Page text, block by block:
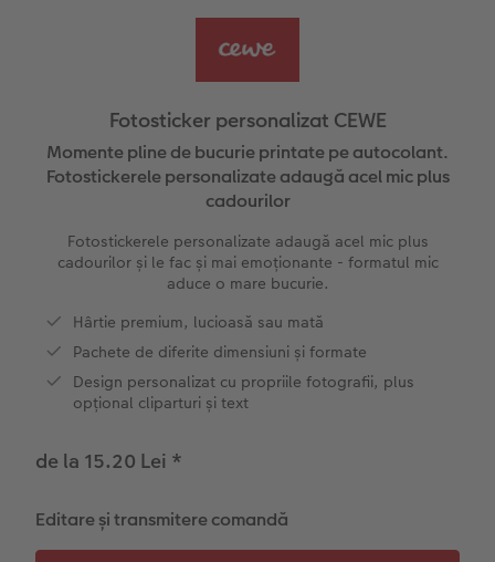
Exemplele clienților
CEWE FOTOCARTE Kids
CEWE FOTOCARTE Art Collection
Nature Prints
Poster Premium
Art Prints
Fotografii standard
Cutii cu fotografii
Set fotografii
Fotosticker
Instant Foto
Sticker instant
Fotografie Aludibond
Fotografie pe Forex
Panou de întâmpinare nuntă
Baghete pentru poster
Hexxas
Fotografie pe lemn
Decorațiuni de perete din mai multe părți
Colaje foto
Bandă foto
Rechizite școlare și de birou
Cutii de cadou
Textile
Art Prints
Calendare foto
CEWE FOTOCARTE Kids
Povești CEWE
Idei de cadouri pentru cei dragi
Interviuri
Călătorie
Nuntă
Absolvire
Fotosticker personalizat CEWE
Momente pline de bucurie printate pe autocolant.
Fotostickerele personalizate adaugă acel mic plus
cadourilor
Fotostickerele personalizate adaugă acel mic plus
cadourilor și le fac și mai emoționante - formatul mic
aduce o mare bucurie.
Hârtie premium, lucioasă sau mată
Pachete de diferite dimensiuni și formate
Design personalizat cu propriile fotografii, plus
opțional cliparturi și text
de la 15.20 Lei *
Editare și transmitere comandă